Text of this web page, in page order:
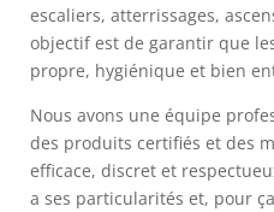
escaliers, atterrissages,
objectif est de garantir que
propre, hygiénique et bien
Nous avons une équipe
des produits certifiés et des
efficace, discret et
a ses particularités et, pour